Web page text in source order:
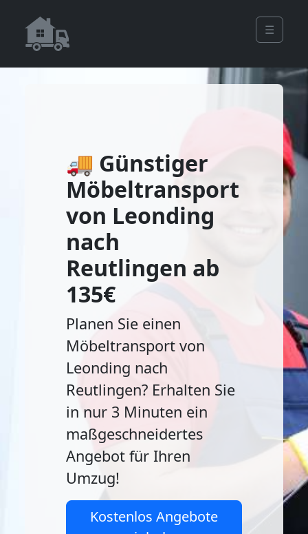
☰
🚚 Günstiger
Möbeltransport
von Leonding
nach
Reutlingen ab
135€
Planen Sie einen
Möbeltransport von
Leonding nach
Reutlingen? Erhalten Sie
in nur 3 Minuten ein
maßgeschneidertes
Angebot für Ihren
Umzug!
Kostenlos Angebote